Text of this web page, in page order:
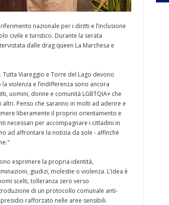
nazionale per i diritti e l’inclusione
civile e turistico. Durante la serata
dalle drag queen La Marchesa e
Viareggio e Torre del Lago devono
violenza e l’indifferenza sono ancora
uomini, donne e comunità LGBTQIA+ che
Penso che saranno in molti ad aderire e
liberamente il proprio orientamento e
necessari per accompagnare i cittadini in
ad affrontare la notizia da sole - affinché
esprimere la propria identità,
giudizi, molestie o violenza. L’idea è
scelti, tolleranza zero verso
di un protocollo comunale anti-
rafforzato nelle aree sensibili.